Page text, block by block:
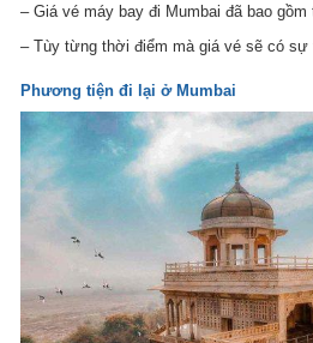
– Giá vé máy bay đi Mumbai đã bao gồm
– Tùy từng thời điểm mà giá vé sẽ có sự
Phương tiện đi lại ở Mumbai